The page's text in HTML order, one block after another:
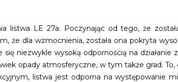
listwa LE 27a. Poczynając od tego, że
że dla wzmocnienia, została ona pokryta
niezwykle wysoką odpornością na
opady atmosferyczne, w tym także grad.
listwa jest odporna na występowanie